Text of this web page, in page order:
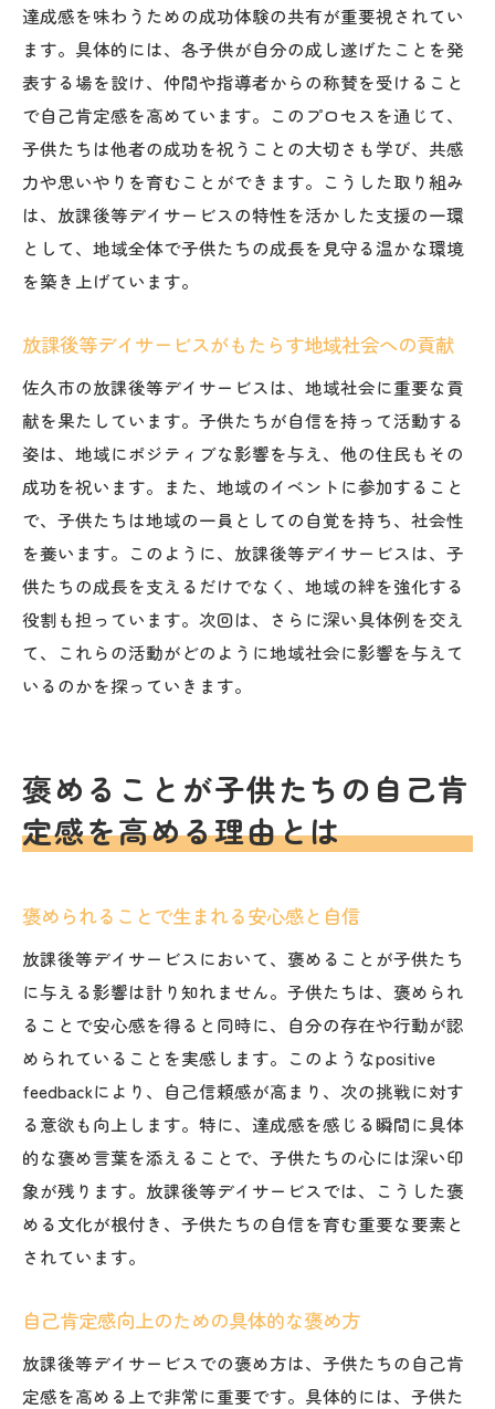
達成感を味わうための成功体験の共有が重要視されてい
ます。具体的には、各子供が自分の成し遂げたことを発
表する場を設け、仲間や指導者からの称賛を受けること
で自己肯定感を高めています。このプロセスを通じて、
子供たちは他者の成功を祝うことの大切さも学び、共感
力や思いやりを育むことができます。こうした取り組み
は、放課後等デイサービスの特性を活かした支援の一環
として、地域全体で子供たちの成長を見守る温かな環境
を築き上げています。
放課後等デイサービスがもたらす地域社会への貢献
佐久市の放課後等デイサービスは、地域社会に重要な貢
献を果たしています。子供たちが自信を持って活動する
姿は、地域にポジティブな影響を与え、他の住民もその
成功を祝います。また、地域のイベントに参加すること
で、子供たちは地域の一員としての自覚を持ち、社会性
を養います。このように、放課後等デイサービスは、子
供たちの成長を支えるだけでなく、地域の絆を強化する
役割も担っています。次回は、さらに深い具体例を交え
て、これらの活動がどのように地域社会に影響を与えて
いるのかを探っていきます。
褒めることが子供たちの自己肯
定感を高める理由とは
褒められることで生まれる安心感と自信
放課後等デイサービスにおいて、褒めることが子供たち
に与える影響は計り知れません。子供たちは、褒められ
ることで安心感を得ると同時に、自分の存在や行動が認
められていることを実感します。このようなpositive
feedbackにより、自己信頼感が高まり、次の挑戦に対す
る意欲も向上します。特に、達成感を感じる瞬間に具体
的な褒め言葉を添えることで、子供たちの心には深い印
象が残ります。放課後等デイサービスでは、こうした褒
める文化が根付き、子供たちの自信を育む重要な要素と
されています。
自己肯定感向上のための具体的な褒め方
放課後等デイサービスでの褒め方は、子供たちの自己肯
定感を高める上で非常に重要です。具体的には、子供た